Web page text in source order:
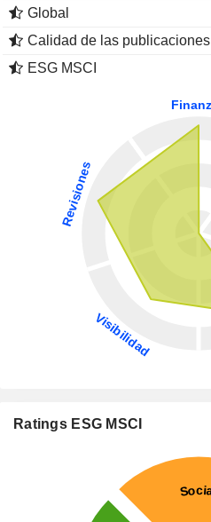
Global
Calidad de las publicaciones
ESG MSCI
Ratings ESG MSCI